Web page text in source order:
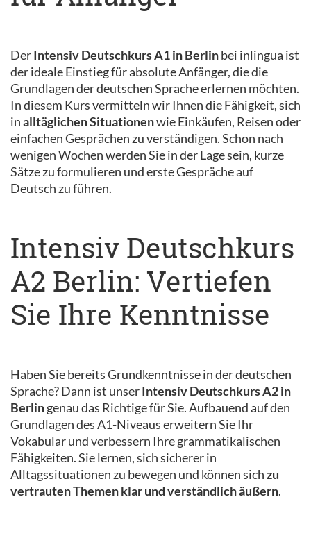
DerIntensiv Deutschkurs A1 in Berlinbei inlingua ist
der ideale Einstieg für absolute Anfänger, die die
Grundlagen der deutschen Sprache erlernen möchten.
In diesem Kurs vermitteln wir Ihnen die Fähigkeit, sich
inalltäglichen Situationenwie Einkäufen, Reisen oder
einfachen Gesprächen zu verständigen. Schon nach
wenigen Wochen werden Sie in der Lage sein, kurze
Sätze zu formulieren und erste Gespräche auf
Deutsch zu führen.
Intensiv Deutschkurs
A2 Berlin: Vertiefen
Sie Ihre Kenntnisse
Haben Sie bereits Grundkenntnisse in der deutschen
Sprache? Dann ist unserIntensiv Deutschkurs A2 in
Berlingenau das Richtige für Sie. Aufbauend auf den
Grundlagen des A1-Niveaus erweitern Sie Ihr
Vokabular und verbessern Ihre grammatikalischen
Fähigkeiten. Sie lernen, sich sicherer in
Alltagssituationen zu bewegen und können sichzu
vertrauten Themen klar und verständlich äußern.